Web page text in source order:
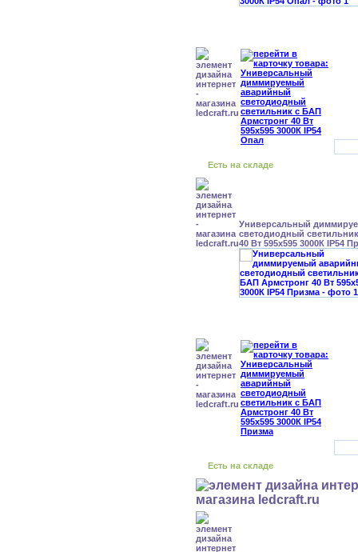
Есть на складе
Универсальный
светодиодный
40 Вт 595x595 3000К IP54
Есть на складе